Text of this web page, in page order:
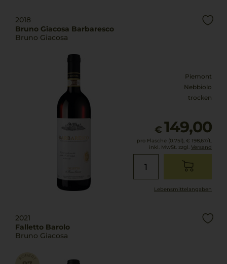
2018
Bruno Giacosa Barbaresco
Bruno Giacosa
Piemont
Nebbiolo
trocken
€ 149,00
pro Flasche (0.75l), € 198,67/L
inkl. MwSt. zzgl. Versand
Lebensmittel­angaben
2021
Falletto Barolo
Bruno Giacosa